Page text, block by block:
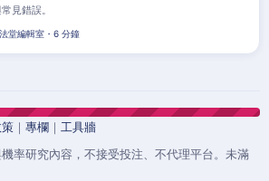
見錯誤。
堂編輯室・6 分鐘
｜ 專欄 ｜ 工具牆
率研究內容，不接受投注、不代理平台。未滿